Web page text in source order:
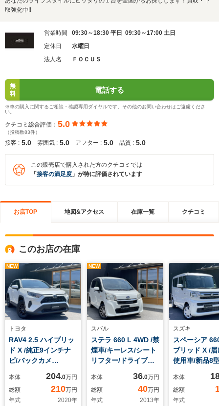
取強化中!!
営業時間
09:30～18:30 平日 09:30～17:00 土日
定休日
水曜日
法人名
ＦＯＣＵＳ
無
料
電話する
※車の購入に関するご相談・確認専用ダイヤルです。その他のお問い合わせはご遠慮くださ
い。
クチコミ総合評価： 5.0
（投稿数83件）
接客 : 5.0 雰囲気 : 5.0 アフター : 5.0 品質 : 5.0
この販売店で購入された方のクチコミでは
「 接客の満足度 」が特に評価されています
お店TOP 地図&アクセス 在庫一覧 クチコミ
このお店の在庫
NEW
トヨタ
RAV4 2.5 ハイブリッ
ド X /純正9インチナ
ビ/バックカメ
ルーズコントロール/
前後ドラレコ/ETC/シ
ートリフター/
本体 204.0万円
総額
210万円
年式
2020年
NEW
スバル
ステラ 660 L 4WD /禁
煙車/キーレス/シート
リフター/ドライブレ
本体 36.0万円
総額
40万円
年式
2013年
スズキ
スペーシア
ブリッド X /
使用車/新品8
ロアマッ
ト/Bluetooth
オ/HDMI/両側
本体
総額
年式